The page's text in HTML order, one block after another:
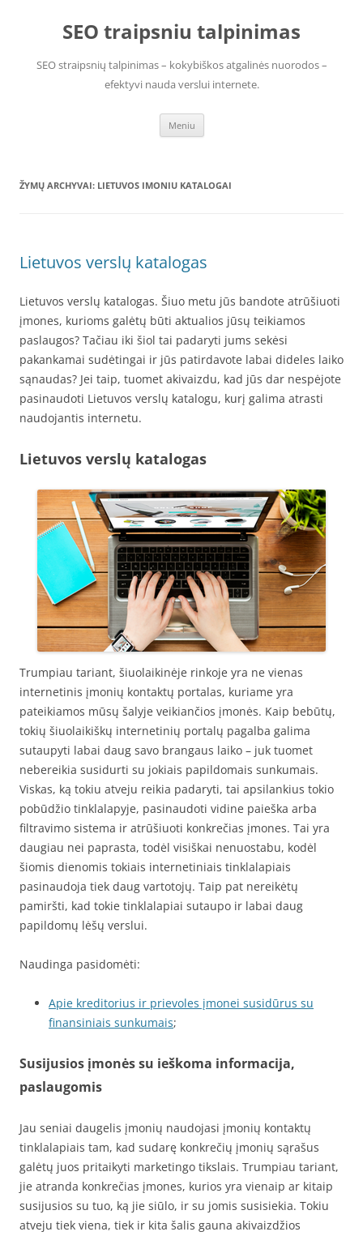
SEO traipsniu talpinimas
SEO straipsnių talpinimas – kokybiškos atgalinės nuorodos –
efektyvi nauda verslui internete.
Meniu
ŽYMŲ ARCHYVAI: LIETUVOS IMONIU KATALOGAI
Lietuvos verslų katalogas
Lietuvos verslų katalogas. Šiuo metu jūs bandote atrūšiuoti
įmones, kurioms galėtų būti aktualios jūsų teikiamos
paslaugos? Tačiau iki šiol tai padaryti jums sekėsi
pakankamai sudėtingai ir jūs patirdavote labai dideles laiko
sąnaudas? Jei taip, tuomet akivaizdu, kad jūs dar nespėjote
pasinaudoti Lietuvos verslų katalogu, kurį galima atrasti
naudojantis internetu.
Lietuvos verslų katalogas
Trumpiau tariant, šiuolaikinėje rinkoje yra ne vienas
internetinis įmonių kontaktų portalas, kuriame yra
pateikiamos mūsų šalyje veikiančios įmonės. Kaip bebūtų,
tokių šiuolaikiškų internetinių portalų pagalba galima
sutaupyti labai daug savo brangaus laiko – juk tuomet
nebereikia susidurti su jokiais papildomais sunkumais.
Viskas, ką tokiu atveju reikia padaryti, tai apsilankius tokio
pobūdžio tinklalapyje, pasinaudoti vidine paieška arba
filtravimo sistema ir atrūšiuoti konkrečias įmones. Tai yra
daugiau nei paprasta, todėl visiškai nenuostabu, kodėl
šiomis dienomis tokiais internetiniais tinklalapiais
pasinaudoja tiek daug vartotojų. Taip pat nereikėtų
pamiršti, kad tokie tinklalapiai sutaupo ir labai daug
papildomų lėšų verslui.
Naudinga pasidomėti:
Apie kreditorius ir prievoles įmonei susidūrus su
finansiniais sunkumais;
Susijusios įmonės su ieškoma informacija,
paslaugomis
Jau seniai daugelis įmonių naudojasi įmonių kontaktų
tinklalapiais tam, kad sudarę konkrečių įmonių sąrašus
galėtų juos pritaikyti marketingo tikslais. Trumpiau tariant,
jie atranda konkrečias įmones, kurios yra vienaip ar kitaip
susijusios su tuo, ką jie siūlo, ir su jomis susisiekia. Tokiu
atveju tiek viena, tiek ir kita šalis gauna akivaizdžios